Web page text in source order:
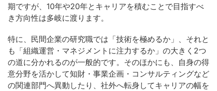
期ですが、10年や20年とキャリアを積むことで目指すべ
き方向性は多岐に渡ります。
特に、民間企業の研究職では「技術を極めるか」、それと
も「組織運営・マネジメントに注力するか」の大きく2つ
の道に分かれるのが一般的です。そのほかにも、自身の得
意分野を活かして知財・事業企画・コンサルティングなど
の関連部門へ異動したり、社外へ転身してキャリアの幅を